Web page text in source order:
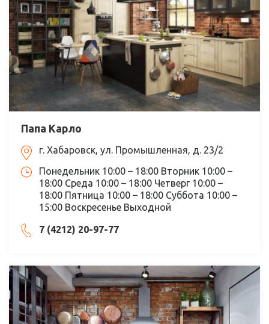
Папа Карло
г. Хабаровск, ул. Промышленная, д. 23/2
Понедельник 10:00 – 18:00 Вторник 10:00 –
18:00 Среда 10:00 – 18:00 Четверг 10:00 –
18:00 Пятница 10:00 – 18:00 Суббота 10:00 –
15:00 Воскресенье Выходной
7 (4212) 20-97-77